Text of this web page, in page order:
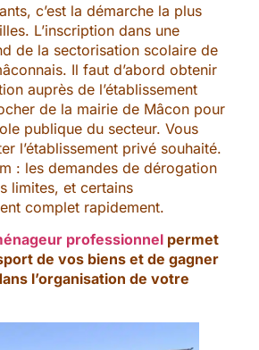
c’est la démarche la plus
L’inscription dans une
de la sectorisation scolaire de
Il faut d’abord obtenir
auprès de l’établissement
de la mairie de Mâcon pour
publique du secteur. Vous
l’établissement privé souhaité.
: les demandes de dérogation
limites, et certains
complet rapidement.
professionnel permet
de vos biens et de gagner
l’organisation de votre